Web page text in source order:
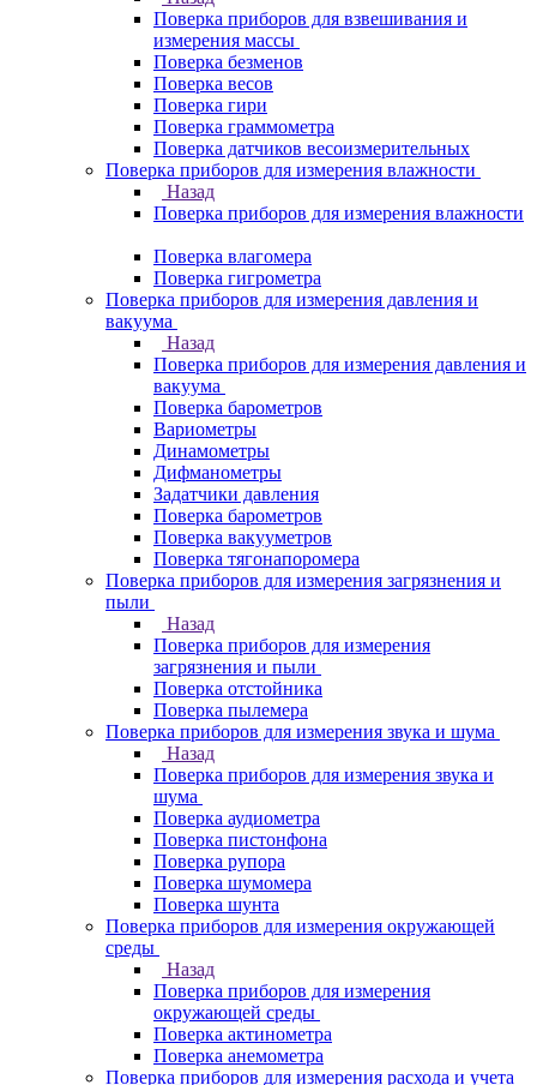
Поверка приборов для взвешивания и
измерения массы
Поверка безменов
Поверка весов
Поверка гири
Поверка граммометра
Поверка датчиков весоизмерительных
Поверка приборов для измерения влажности
Назад
Поверка приборов для измерения влажности
Поверка влагомера
Поверка гигрометра
Поверка приборов для измерения давления и
вакуума
Назад
Поверка приборов для измерения давления и
вакуума
Поверка барометров
Вариометры
Динамометры
Дифманометры
Задатчики давления
Поверка барометров
Поверка вакууметров
Поверка тягонапоромера
Поверка приборов для измерения загрязнения и
пыли
Назад
Поверка приборов для измерения
загрязнения и пыли
Поверка отстойника
Поверка пылемера
Поверка приборов для измерения звука и шума
Назад
Поверка приборов для измерения звука и
шума
Поверка аудиометра
Поверка пистонфона
Поверка рупора
Поверка шумомера
Поверка шунта
Поверка приборов для измерения окружающей
среды
Назад
Поверка приборов для измерения
окружающей среды
Поверка актинометра
Поверка анемометра
Поверка приборов для измерения расхода и учета